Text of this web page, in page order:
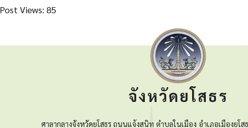
Post Views: 85
จังหวัดยโสธร
ศาลากลางจังหวัดยโสธร ถนนแจ้งสนิท ตำบลในเมือง อำเภอเมืองยโส